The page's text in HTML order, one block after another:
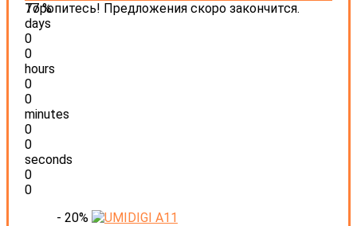
77 %
Торопитесь! Предложения скоро закончится.
days
0
0
hours
0
0
minutes
0
0
seconds
0
0
- 20%